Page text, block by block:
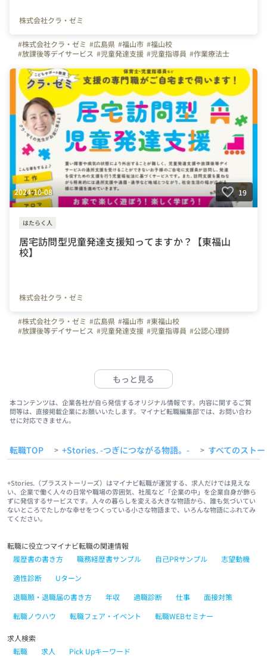
株式会社クラ・ゼミ
#株式会社クラ・ゼミ #広島県 #福山市 #福山校
#放課後等デイサービス #児童発達支援 #児童指導員 #作業療法士
2024-10-08 19
はたらく人
居宅訪問型児童発達支援知ってますか？【東福山
校】
株式会社クラ・ゼミ
#株式会社クラ・ゼミ #広島県 #福山市 #東福山校
#放課後等デイサービス #児童発達支援 #児童指導員 #公認心理師
もっと見る
本コンテンツは、企業各社が自ら発信するオリジナル情報です。内容に関するご質
問等は、直接掲載企業にお願いいたします。マイナビ転職編集部では、お問い合わ
せに対応できません。
転職TOP > +Stories. -つぎにつながる物語。- > すべてのスト
+Stories.（プラスストーリーズ）はマイナビ転職が運営する、求人だけでは見えな
い、企業で働く人々の日常や職場の雰囲気、社風など「企業の中」を企業自身が飾ら
ずに発信するサービスです。人々の暮らしを変える大きな物語から、誰も気づいてい
ないところでたしかな幸せをつくっている小さな物語まで、いろんな物語にふれてみ
てください。
転職に役立つマイナビ転職の関連情報
履歴書の書き方
職務経歴書サンプル 自己PRサンプル
志望動機
適性診断
Uターン
退職願・退職届の書き方
年収 適職診断 仕事
面接対策
転職ノウハウ
転職フェア・イベント 転職WEBセミナー
求人検索
転職
求人 Pick Upキーワード